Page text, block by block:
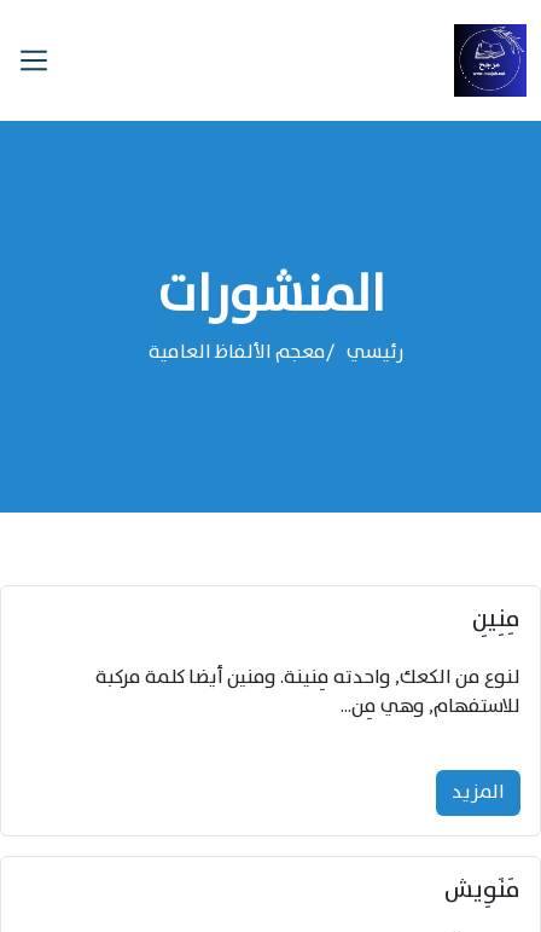
المنشورات
رئيسي معجم الألفاظ العامية
مِنِيِن
لنوع من الكعك, واحدته مِنينة. ومنين أيضا كلمة مركبة
للاستفهام, وهي مِن...
المزید
مَنَوِيش